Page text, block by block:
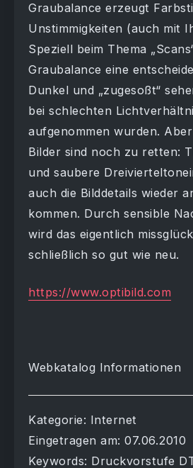
Graubalance erzeugt
Unstimmigkeiten (auch mit
Speziell beim Thema
Graubalance eine
Dunkel und „zugesoßt“
bei schlechten
aufgenommen wurden.
Bilder sind noch zu retten:
und saubere
auch die Bilddetails wieder
kommen. Durch sensible
wird das eigentlich
schließlich so gut wie neu.
https://www.optibild.com
Webkatalog Informationen
Kategorie: Internet
Eingetragen am: 07.06.2010
Keywords: Druckvorstufe